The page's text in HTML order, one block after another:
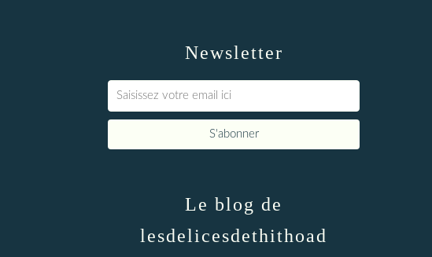
Newsletter
Le blog de
lesdelicesdethithoad